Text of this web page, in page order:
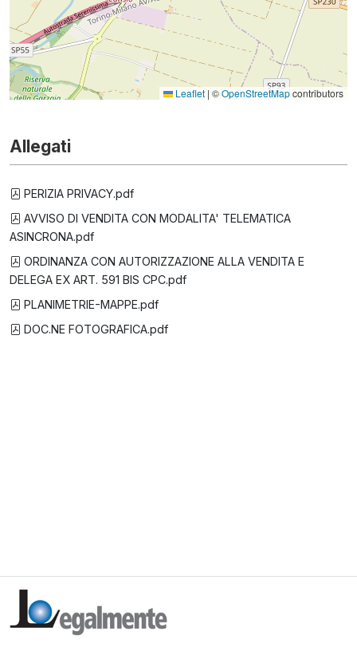
Leaflet | ©OpenStreetMapcontributors
Allegati
PERIZIA PRIVACY.pdf
AVVISO DI VENDITA CON MODALITA' TELEMATICA
ASINCRONA.pdf
ORDINANZA CON AUTORIZZAZIONE ALLA VENDITA E
DELEGA EX ART. 591 BIS CPC.pdf
PLANIMETRIE-MAPPE.pdf
DOC.NE FOTOGRAFICA.pdf